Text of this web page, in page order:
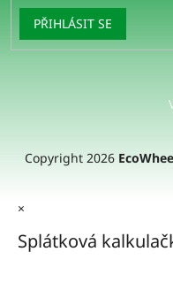
PŘIHLÁSIT SE
Copyright 2026
×
Splátková